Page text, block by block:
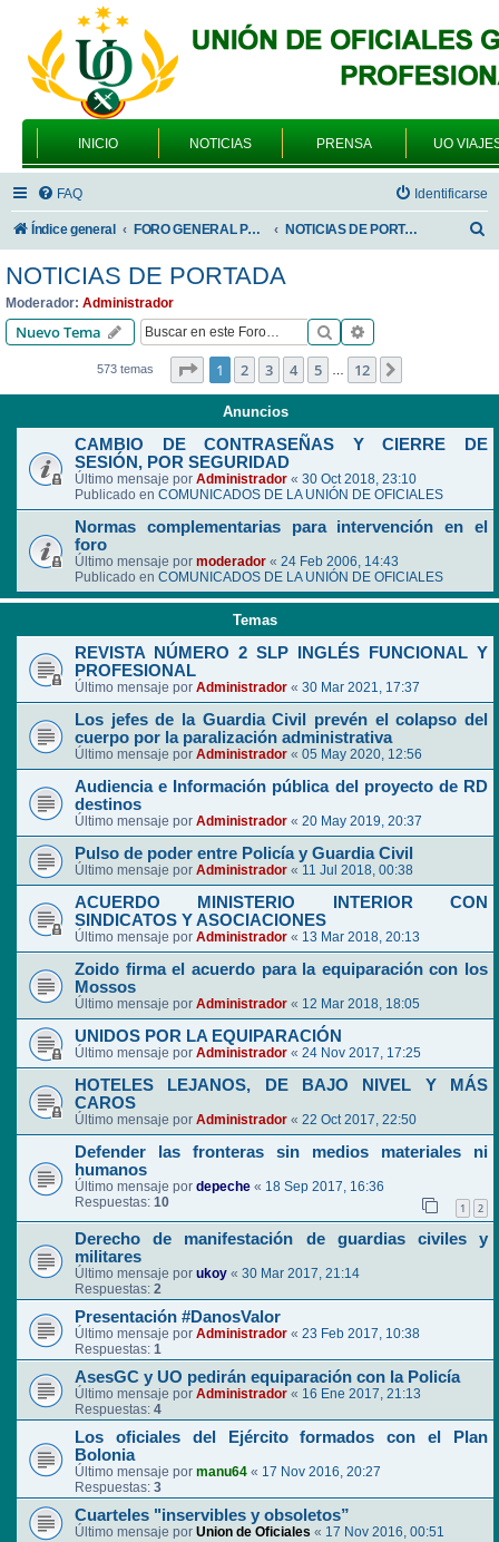
INICIO NOTICIAS PRENSA UO
FAQ Identificarse
Índice general FORO GENERAL PARA TODOS LOS USUARIOS NOTICIAS DE PORTADA
NOTICIAS DE PORTADA
Moderador: Administrador
Nuevo Tema Buscar
573 temas Página de 12
1 2 3 4 5 … 12
Anuncios
CAMBIO DE CONTRASEÑAS Y CIERRE DE
SESIÓN, POR SEGURIDAD
Último mensaje por Administrador « 30 Oct 2018, 23:10
Publicado en COMUNICADOS DE LA UNIÓN DE OFICIALES
Normas complementarias para intervención en el
foro
Último mensaje por moderador « 24 Feb 2006, 14:43
Publicado en COMUNICADOS DE LA UNIÓN DE OFICIALES
Temas
REVISTA NÚMERO 2 SLP INGLÉS FUNCIONAL Y
PROFESIONAL
Último mensaje por Administrador « 30 Mar 2021, 17:37
Los jefes de la Guardia Civil prevén el colapso del
cuerpo por la paralización administrativa
Último mensaje por Administrador « 05 May 2020, 12:56
Audiencia e Información pública del proyecto de RD
destinos
Último mensaje por Administrador « 20 May 2019, 20:37
Pulso de poder entre Policía y Guardia Civil
Último mensaje por Administrador « 11 Jul 2018, 00:38
ACUERDO MINISTERIO INTERIOR CON
SINDICATOS Y ASOCIACIONES
Último mensaje por Administrador « 13 Mar 2018, 20:13
Zoido firma el acuerdo para la equiparación con los
Mossos
Último mensaje por Administrador « 12 Mar 2018, 18:05
UNIDOS POR LA EQUIPARACIÓN
Último mensaje por Administrador « 24 Nov 2017, 17:25
HOTELES LEJANOS, DE BAJO NIVEL Y MÁS
CAROS
Último mensaje por Administrador « 22 Oct 2017, 22:50
Defender las fronteras sin medios materiales ni
humanos
Último mensaje por depeche « 18 Sep 2017, 16:36
Respuestas: 10 1 2
Derecho de manifestación de guardias civiles y
militares
Último mensaje por ukoy « 30 Mar 2017, 21:14
Respuestas: 2
Presentación #DanosValor
Último mensaje por Administrador « 23 Feb 2017, 10:38
Respuestas: 1
AsesGC y UO pedirán equiparación con la Policía
Último mensaje por Administrador « 16 Ene 2017, 21:13
Respuestas: 4
Los oficiales del Ejército formados con el Plan
Bolonia
Último mensaje por manu64 « 17 Nov 2016, 20:27
Respuestas: 3
Cuarteles "inservibles y obsoletos”
Último mensaje por Union de Oficiales « 17 Nov 2016, 00:51